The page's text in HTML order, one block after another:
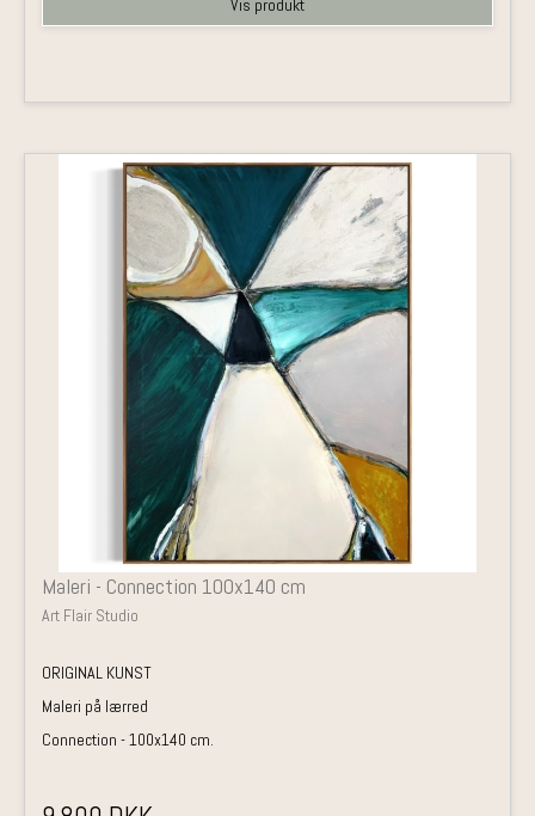
Vis produkt
Maleri - Connection 100x140 cm
Art Flair Studio
ORIGINAL KUNST
Maleri på lærred
Connection - 100x140 cm.